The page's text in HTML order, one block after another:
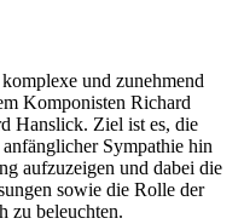
und zunehmend
Komponisten Richard
Hanslick. Ziel ist es, die
Sympathie hin
aufzuzeigen und dabei die
sowie die Rolle der
zu beleuchten.